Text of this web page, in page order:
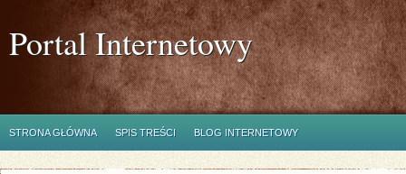
Portal Internetowy
STRONA GŁÓWNA SPIS TREŚCI BLOG INTERNETOWY